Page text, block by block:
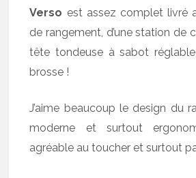
Verso est assez complet livré
de rangement, d’une station de
tête tondeuse à sabot
brosse !
J’aime beaucoup le design du
moderne et surtout
agréable au toucher et surtout